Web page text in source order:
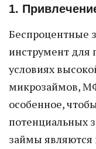
1.
Беспроцентные
инструмент для
условиях
микрозаймов,
особенное,
потенциальных
займы